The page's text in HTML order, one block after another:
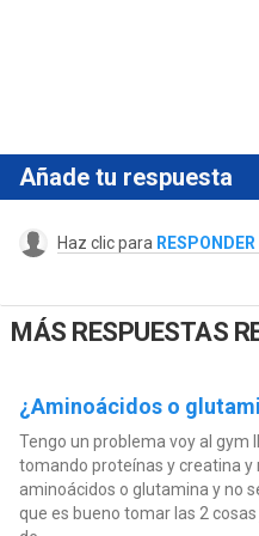
Añade tu respuesta
Haz clic para RESPONDER
MÁS RESPUESTAS
¿Aminoácidos o
Tengo un problema voy al
tomando proteínas y creatina
aminoácidos o glutamina y no
que es bueno tomar las 2